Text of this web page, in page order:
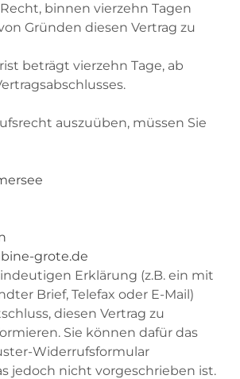
binnen vierzehn Tagen
Gründen diesen Vertrag zu
beträgt vierzehn Tage, ab
auszuüben, müssen Sie
grote.de
Erklärung (z.B. ein mit
Brief, Telefax oder E-Mail)
diesen Vertrag zu
Sie können dafür das
Widerrufsformular
jedoch nicht vorgeschrieben ist.